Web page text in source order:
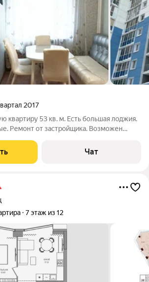
2017
квартиру 53 кв. м. Есть большая лоджия.
Ремонт от застройщика. Возможен
Чат
7 этаж из 12